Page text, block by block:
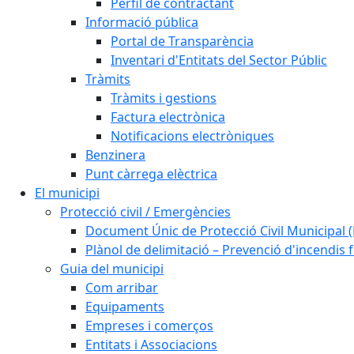
Informació pública
Portal de Transparència
Inventari d'Entitats del Sector Públic
Tràmits
Tràmits i gestions
Factura electrònica
Notificacions electròniques
Benzinera
Punt càrrega elèctrica
El municipi
Protecció civil / Emergències
Document Únic de Protecció Civil Municipal
Plànol de delimitació – Prevenció d'incendis
Guia del municipi
Com arribar
Equipaments
Empreses i comerços
Entitats i Associacions